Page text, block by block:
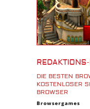
Android Spiele
iPhone Spiele
iOS Spiele
iPad Spiele
Denk Spiele
DIE BESTEN
KOSTENLOSER
ROWSER
Browsergames